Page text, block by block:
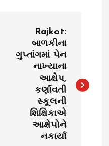
Rajkot:
બાળકીના
ગુપ્તાંગમાં પેન
નાખ્યાના
આક્ષેપ,
કર્ણાવતી
સ્કૂલની
શિક્ષિકાએ
આક્ષેપોને
નકાર્યા